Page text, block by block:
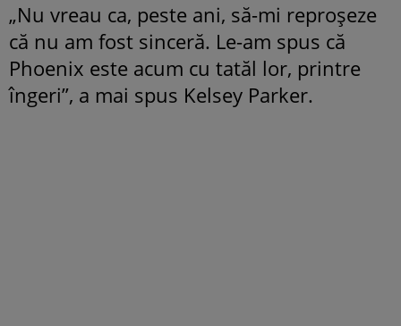
„Nu vreau ca, peste ani, să-mi reproșeze
că nu am fost sinceră. Le-am spus că
Phoenix este acum cu tatăl lor, printre
îngeri”, a mai spus Kelsey Parker.